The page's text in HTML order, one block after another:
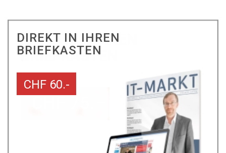
DIREKT IN IHREN
BRIEFKASTEN
CHF 60.-